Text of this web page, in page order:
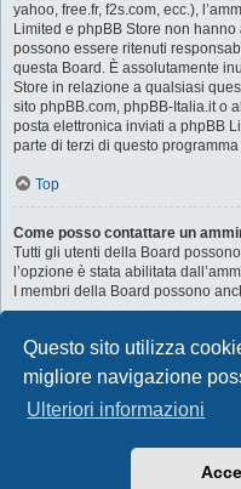
Questo sito utilizza
migliore navigazione
Ulteriori informazioni
yahoo, free.fr, f2s.com, ecc.),
Limited e phpBB Store non hanno
possono essere ritenuti
questa Board. È assolutamente
Store in relazione a qualsiasi
sito phpBB.com, phpBB-Italia.it o
posta elettronica inviati a phpBB
parte di terzi di questo
Top
Come posso contattare un
Tutti gli utenti della Board
l’opzione è stata abilitata
I membri della Board possono
Indice
phpBB®